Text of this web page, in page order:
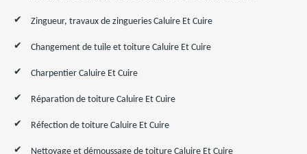
Zingueur, travaux de zingueries Caluire Et Cuire
Changement de tuile et toiture Caluire Et Cuire
Charpentier Caluire Et Cuire
Réparation de toiture Caluire Et Cuire
Réfection de toiture Caluire Et Cuire
Nettoyage et démoussage de toiture Caluire Et Cuire